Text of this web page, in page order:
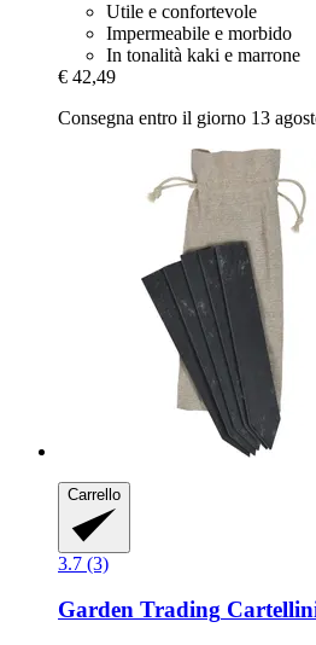
Utile e confortevole
Impermeabile e morbido
In tonalità kaki e marrone
€ 42,49
Consegna entro il giorno 13
Carrello
3.7 (3)
Garden Trading